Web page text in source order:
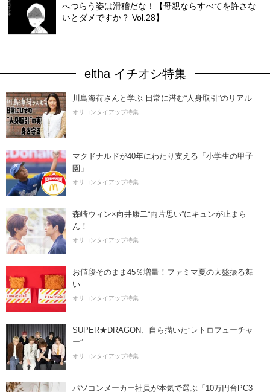
へつらう姿は滑稽だな！【母親ならすべてを許さな
いとダメですか？ Vol.28】
eltha イチオシ特集
川島海荷さんと学ぶ 日常に潜む“人身取引”のリアル
オリコンタイアップ特集
マクドナルドが40年にわたり支える「小学生の甲子
園」
オリコンタイアップ特集
森崎ウィン×向井康二“両片思い”にキュンが止まら
ん！
オリコンタイアップ特集
お値段そのまま45％増量！ファミマ夏の大盤振る舞
い
オリコンタイアップ特集
SUPER★DRAGON、自ら描いた”レトロフューチャ
ー”
オリコンタイアップ特集
パソコンメーカー社員が本気で選ぶ「10万円台PC3